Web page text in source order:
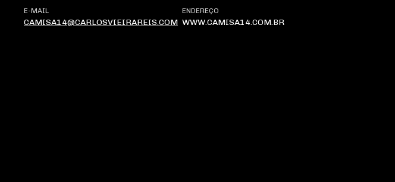
E-MAIL
CAMISA14@CARLOSVIEIRAREIS.COM
ENDEREÇO
WWW.CAMISA14.COM.BR